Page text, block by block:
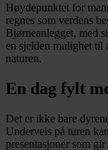
Høydepunktet for
regnes som verdens
Bjørneanlegget, med
en sjelden mulighet til
naturen.
En dag fylt
Det er ikke bare
Underveis på turen
presentasjoner som